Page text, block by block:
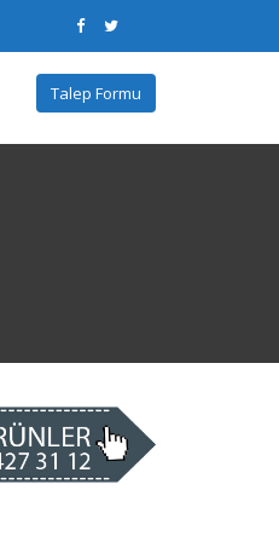
Talep Formu